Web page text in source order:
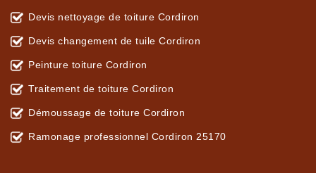
Devis nettoyage de toiture Cordiron
Devis changement de tuile Cordiron
Peinture toiture Cordiron
Traitement de toiture Cordiron
Démoussage de toiture Cordiron
Ramonage professionnel Cordiron 25170